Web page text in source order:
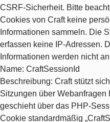
CSRF-Sicherheit. Bitte
Cookies von Craft keine
Informationen sammeln. Die
erfassen keine IP-Adressen.
Informationen werden nicht
Name: CraftSessionId
Beschreibung: Craft stützt
Sitzungen über
geschieht über das PHP-
Cookie standardmäßig